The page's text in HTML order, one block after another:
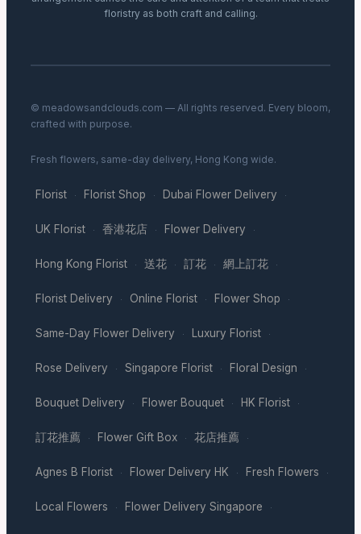
floristry as both craft and calling.
© meadowsandclouds.com — All rights reserved. Every bloom,
crafted with purpose.
Fresh flowers, same-day delivery, Hong Kong wide.
Florist · Florist Shop · Dubai Flower Delivery ·
UK Florist · 香港花店 · Flower Delivery ·
Hong Kong Florist · 送花 · 訂花 · 網上訂花 ·
Florist Delivery · Online Florist · Flower Shop ·
Same-Day Flower Delivery · Luxury Florist ·
Rose Delivery · Singapore Florist · Floral Design ·
Bouquet Delivery · Flower Bouquet · HK Florist ·
訂花推薦 · Flower Gift Box · 花店推薦 ·
Agnes B Florist · Flower Delivery HK · Fresh Flowers ·
Local Flowers · Flower Delivery Singapore ·